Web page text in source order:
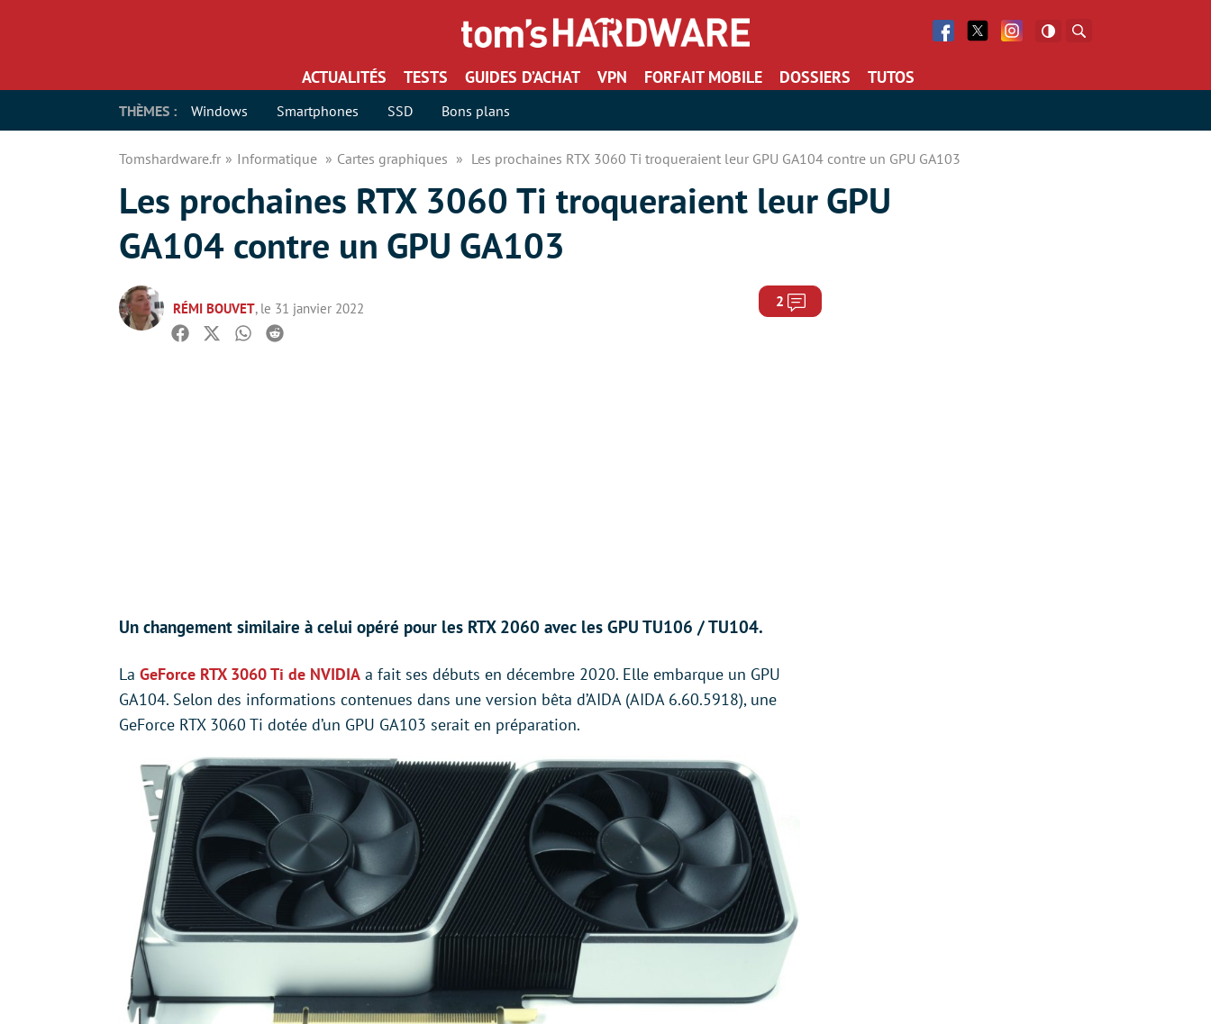
Facebook
Twitter Facebook
ACTUALITÉS TESTS GUIDES D’ACHAT VPN FORFAIT MOBILE DOSSIERS TUTOS
THÈMES : Windows Smartphones SSD Bons plans
Tomshardware.fr Informatique Cartes graphiques Les prochaines RTX 3060 Ti troqueraient leur GPU GA104 contre un GPU GA103
Les prochaines RTX 3060 Ti troqueraient leur GPU
GA104 contre un GPU GA103
RÉMI BOUVET, le 31 janvier 2022 2 Commentaires
Facebook
TwitterWhatsapp
Reddit
Un changement similaire à celui opéré pour les RTX 2060 avec les GPU TU106 / TU104.
La GeForce RTX 3060 Ti de NVIDIA a fait ses débuts en décembre 2020. Elle embarque un GPU
GA104. Selon des informations contenues dans une version bêta d’AIDA (AIDA 6.60.5918), une
GeForce RTX 3060 Ti dotée d’un GPU GA103 serait en préparation.